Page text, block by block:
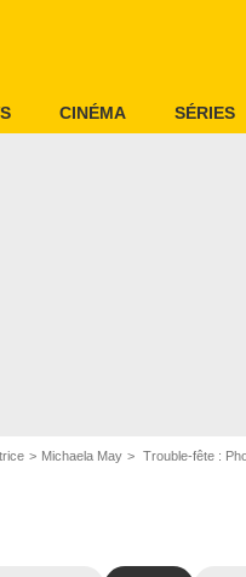
CINÉMA SÉRIES
Michaela May Trouble-fête :